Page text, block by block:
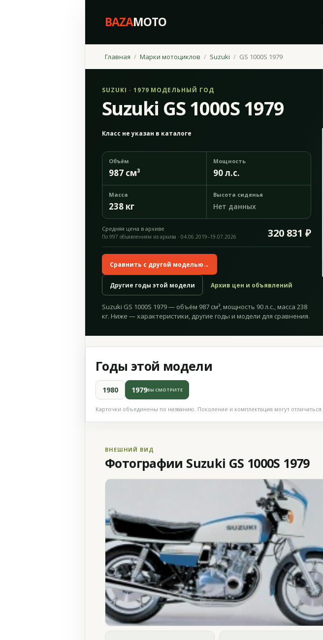
BAZAMOTO
Главная Марки мотоциклов Suzuki GS 1000S 1979
SUZUKI · 1979 МОДЕЛЬНЫЙ ГОД
Suzuki GS 1000S 1979
Класс не указан в каталоге
Объём
987 см³
Мощность
90 л.с.
Масса
238 кг
Высота сиденья
Нет данных
Средняя цена в архиве 320 831 ₽
По 997 объявлениям из архива · 04.06.2019–19.07.2026
Сравнить с другой моделью→
Другие годы этой модели Архив цен и объявлений
Suzuki GS 1000S 1979 — объём 987 см³, мощность 90 л.с., масса 238
кг. Ниже — характеристики, другие годы и модели для сравнения.
Годы этой модели
1980 1979ВЫ СМОТРИТЕ
Карточки объединены по названию. Поколение и комплектация могут отличаться.
ВНЕШНИЙ ВИД
Фотографии Suzuki GS 1000S 1979